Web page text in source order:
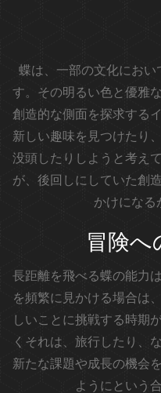
蝶は、一部の文化にお
す。その明るい色と優雅
創造的な側面を探求する
新しい趣味を見つけたり
没頭したりしようと考え
が、後回しにしていた創
かけになる
冒険へ
長距離を飛べる蝶の能力
を頻繁に見かける場合は
しいことに挑戦する時期
くそれは、旅行したり、
新たな課題や成長の機会
ようにという